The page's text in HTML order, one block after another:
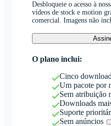
Desbloqueie o acesso à
vídeos de stock e motion
comercial. Imagens não
O plano inclui:
Cinco
Um pacote por
Sem atribuição
Downloads
Suporte
Sem anúncios